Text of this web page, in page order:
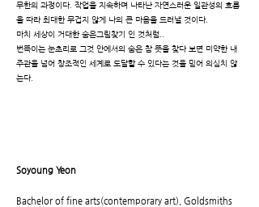
무한의 과정이다. 작업을 지속하며 나타난 자연스러운 일관성의 흐름
을 따라 최대한 무겁지 않게 나의 큰 마음을 드러낼 것이다.
마치 세상이 거대한 숨은그림찾기 인 것처럼..
번뜩이는 눈초리로 그것 안에서의 숨은 참 뜻을 찾다 보면 미약한 내
주관을 넘어 창조적인 세계로 도달할 수 있다는 것을 믿어 의심치 않
는다.
Soyoung Yeon
Bachelor of fine arts(contemporary art), Goldsmiths